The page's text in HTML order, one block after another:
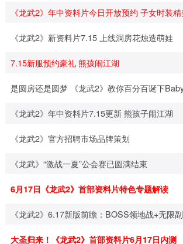
《龙武2》年中资料片今日开放预约 子女时装
《龙武2》新资料片7.15 上线洞房花烛造萌娃
7.15新服预约豪礼 熊孩闹江湖
是圆房还是圆梦 《龙武2》教你百分百诞下
《龙武2》年中资料片7.15更新 熊孩子闹江湖
《龙武2》官方招聘市场品牌策划
《龙武》“激战一夏”公会赛已圆满结束
6月17日《龙武2》首部资料片特色专题解读
《龙武2》6.17新版前瞻：BOSS领地战+无限
大圣归来！《龙武2》首部资料片6月17日内测